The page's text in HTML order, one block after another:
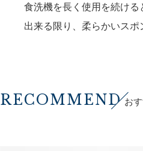
食洗機を長く使用を続ける
出来る限り、柔らかいスポ
RECOMMEND お